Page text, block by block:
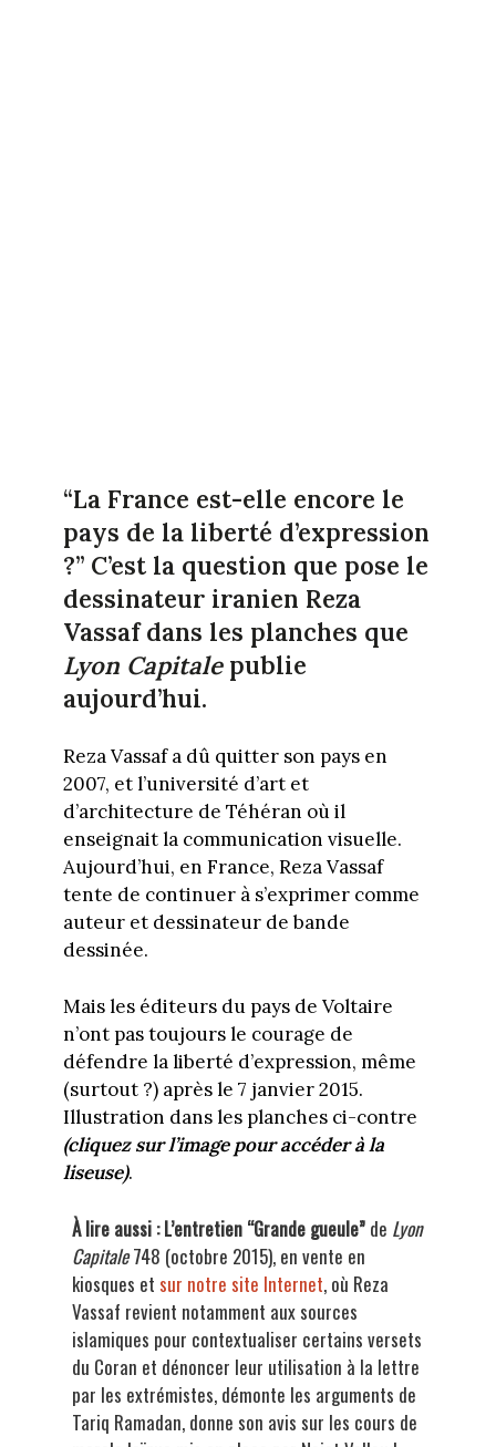
“La France est-elle encore le
pays de la liberté d’expression
?” C’est la question que pose le
dessinateur iranien Reza
Vassaf dans les planches que
Lyon Capitalepublie
aujourd’hui.
Reza Vassaf a dû quitter son pays en
2007, et l’université d’art et
d’architecture de Téhéran où il
enseignait la communication visuelle.
Aujourd’hui, en France, Reza Vassaf
tente de continuer à s’exprimer comme
auteur et dessinateur de bande
dessinée.
Mais les éditeurs du pays de Voltaire
n’ont pas toujours le courage de
défendre la liberté d’expression, même
(surtout ?) après le 7 janvier 2015.
Illustration dans les planches ci-contre
(cliquez sur l’image pour accéder à la
liseuse).
À lire aussi : L’entretien “Grande gueule” de Lyon
Capitale748 (octobre 2015), en vente en
kiosques et sur notre site Internet, où Reza
Vassaf revient notamment aux sources
islamiques pour contextualiser certains versets
du Coran et dénoncer leur utilisation à la lettre
par les extrémistes, démonte les arguments de
Tariq Ramadan, donne son avis sur les cours de